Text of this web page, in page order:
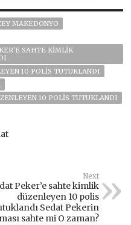
MAKEDONYO
SAHTE KIMLIK
10 POLIS TUTUKLANDI
10 POLIS TUTUKLANDI
Next
Peker’e sahte kimlik
düzenleyen 10 polis
Sedat Pekerin
sahte mi O zaman?